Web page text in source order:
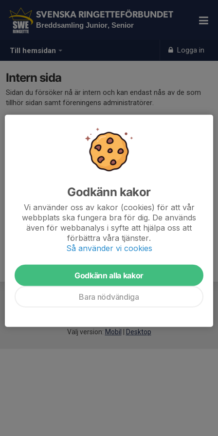
Till hemsidan Logga in
SVENSKA RINGETTEFÖRBUNDET
Breddsamling Junior, Senior
Intern sida
Sidan du försöker nå är intern och kan endast nås av de som
tillhör sidan samt föreningens administratörer.
Välj version: Mobil Desktop
Godkänn kakor
Vi använder oss av kakor (cookies) för att vår
webbplats ska fungera bra för dig. De används
även för webbanalys i syfte att hjälpa oss att
förbättra våra tjänster.
Så använder vi cookies
Godkänn alla kakor
Bara nödvändiga